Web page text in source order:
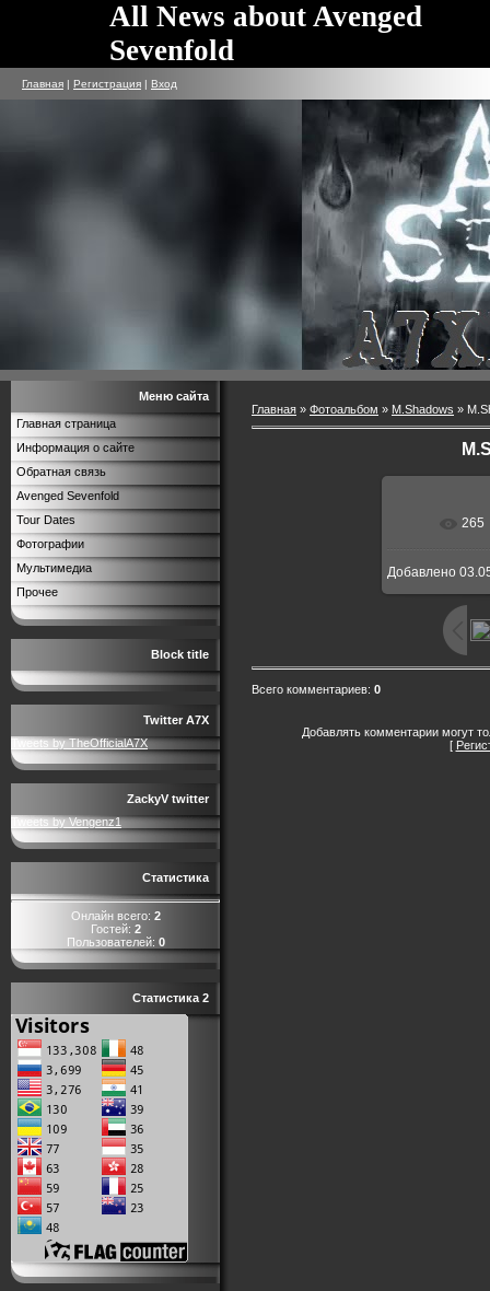
All News about Avenged
Sevenfold
Главная | Регистрация | Вход
Меню сайта
Главная страница
Информация о сайте
Обратная связь
Avenged Sevenfold
Tour Dates
Фотографии
Мультимедиа
Прочее
Block title
Twitter A7X
Tweets by TheOfficialA7X
ZackyV twitter
Tweets by Vengenz1
Статистика
Онлайн всего: 2
Гостей: 2
Пользователей: 0
Статистика 2
Главная » Фотоальбом » M.Shadows »
265
Добавлено
Всего комментариев: 0
Добавлять комментарии могут
[